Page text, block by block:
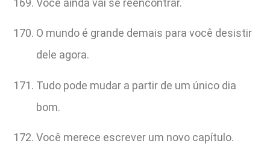
Você ainda vai se reencontrar.
O mundo é grande demais para você desistir
dele agora.
Tudo pode mudar a partir de um único dia
bom.
Você merece escrever um novo capítulo.